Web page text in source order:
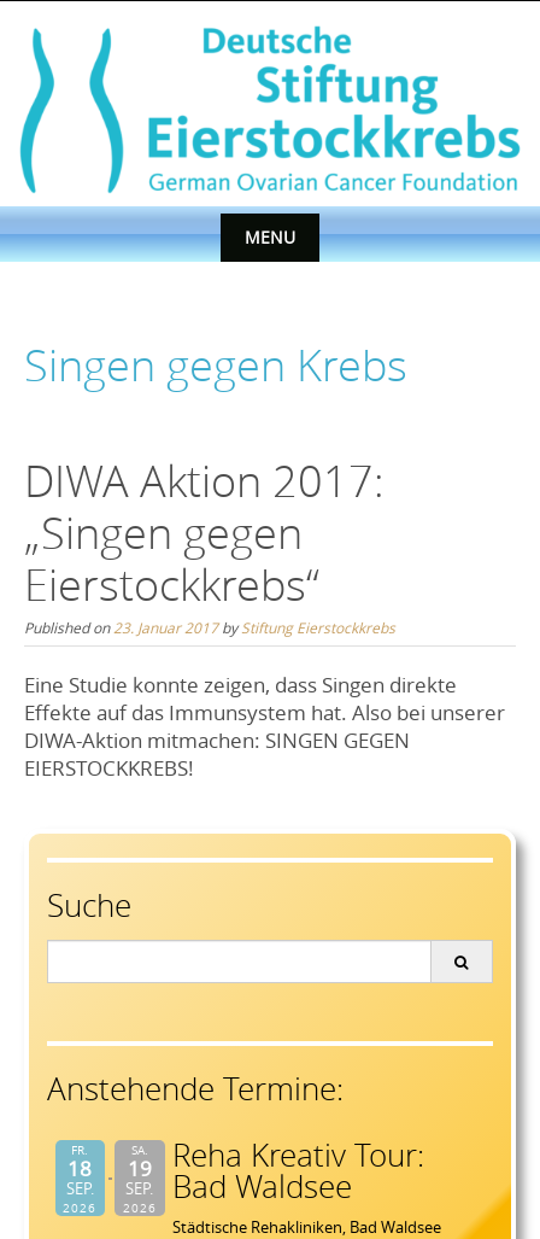
content
MENU
content
Singen gegen Krebs
DIWA Aktion 2017:
„Singen gegen
Eierstockkrebs“
Published on23. Januar 2017byStiftung Eierstockkrebs
Eine Studie konnte zeigen, dass Singen direkte
Effekte auf das Immunsystem hat. Also bei unserer
DIWA-Aktion mitmachen: SINGEN GEGEN
EIERSTOCKKREBS!
Suche
Anstehende Termine:
FR.
18
SEP.
2026
SA.
19
SEP.
2026
Reha Kreativ Tour:
Bad Waldsee
Städtische Rehakliniken, Bad Waldsee